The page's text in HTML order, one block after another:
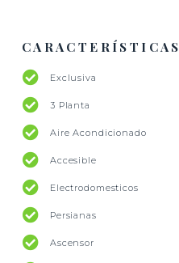
CARACTERÍSTICAS
Exclusiva
3 Planta
Aire Acondicionado
Accesible
Electrodomesticos
Persianas
Ascensor